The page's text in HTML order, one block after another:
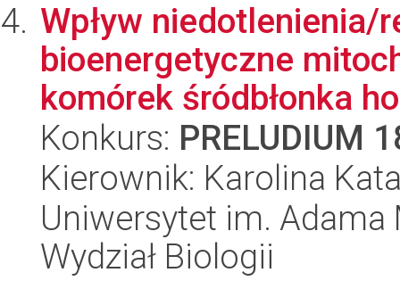
Wpływ niedotlenienia/
bioenergetyczne
komórek śródbłonka
Konkurs: PRELUDIUM
Kierownik: Karolina
Uniwersytet im.
Wydział Biologii